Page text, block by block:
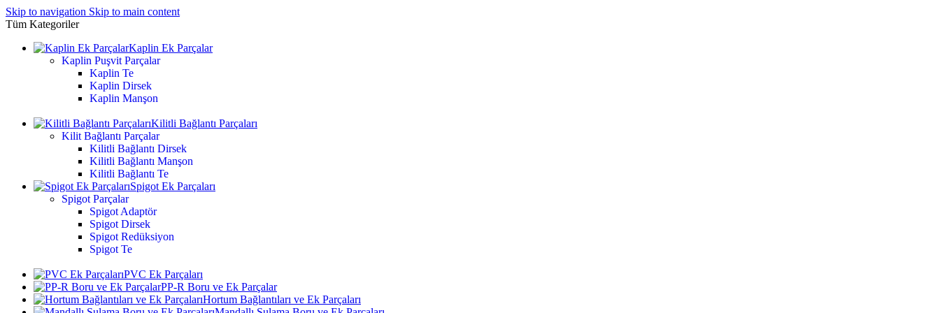
Skip to navigation Skip to main content
Tüm Kategoriler
Kaplin Ek Parçalar
Kaplin Puşvit Parçalar
Kaplin Te
Kaplin Dirsek
Kaplin Manşon
Kilitli Bağlantı Parçaları
Kilit Bağlantı Parçalar
Kilitli Bağlantı Dirsek
Kilitli Bağlantı Manşon
Kilitli Bağlantı Te
Spigot Ek Parçaları
Spigot Parçalar
Spigot Adaptör
Spigot Dirsek
Spigot Redüksiyon
Spigot Te
PVC Ek Parçaları
PP-R Boru ve Ek Parçalar
Hortum Bağlantıları ve Ek Parçaları